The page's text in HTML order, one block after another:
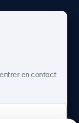
entrer en contact